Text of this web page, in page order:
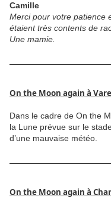
Camille
Merci pour votre patience
étaient très contents de
Une mamie.
On the Moon again à
Dans le cadre de On the
la Lune prévue sur le
d’une mauvaise météo.
On the Moon again à